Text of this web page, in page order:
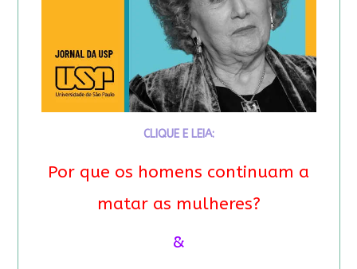
CLIQUE E LEIA:
Por que os homens continuam a
matar as mulheres?
&